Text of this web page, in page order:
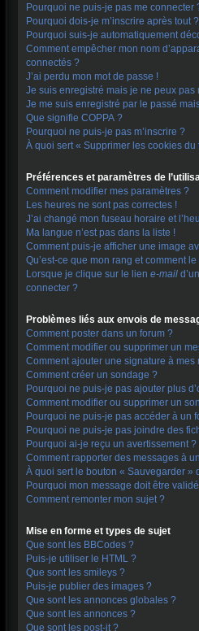
Pourquoi ne puis-je pas me connecter
Pourquoi dois-je m’inscrire après tout ?
Pourquoi suis-je automatiquement
Comment empêcher mon nom
connectés ?
J’ai perdu mon mot de passe !
Je suis enregistré mais je ne peux pas
Je me suis enregistré par le passé
Que signifie COPPA ?
Pourquoi ne puis-je pas m’inscrire ?
À quoi sert « Supprimer les cookies du
Préférences et paramètres de
Comment modifier mes paramètres ?
Les heures ne sont pas correctes !
J’ai changé mon fuseau horaire et
Ma langue n’est pas dans la liste !
Comment puis-je afficher une image
Qu’est-ce que mon rang et comment
Lorsque je clique sur le lien e-mail
connecter ?
Problèmes liés aux envois de
Comment poster dans un forum ?
Comment modifier ou supprimer un
Comment ajouter une signature à mes
Comment créer un sondage ?
Pourquoi ne puis-je pas ajouter plus
Comment modifier ou supprimer un
Pourquoi ne puis-je pas accéder à un
Pourquoi ne puis-je pas joindre des
Pourquoi ai-je reçu un avertissement ?
Comment rapporter des messages à
À quoi sert le bouton « Sauvegarder
Pourquoi mon message doit être
Comment remonter mon sujet ?
Mise en forme et types de sujet
Que sont les BBCodes ?
Puis-je utiliser le HTML ?
Que sont les smileys ?
Puis-je publier des images ?
Que sont les annonces globales ?
Que sont les annonces ?
Que sont les post-it ?